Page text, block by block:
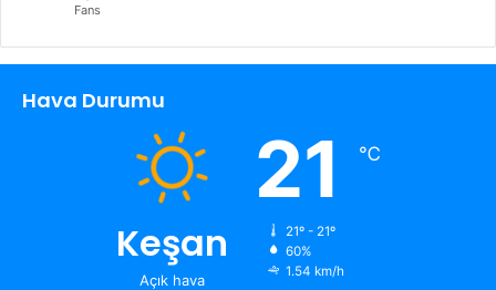
Fans
Hava Durumu
Keşan
Açık hava
21 ℃
21º - 21º
60%
1.54 km/h